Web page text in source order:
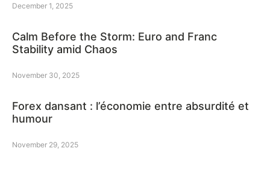
December 1, 2025
Calm Before the Storm: Euro and Franc
Stability amid Chaos
November 30, 2025
Forex dansant : l’économie entre absurdité et
humour
November 29, 2025